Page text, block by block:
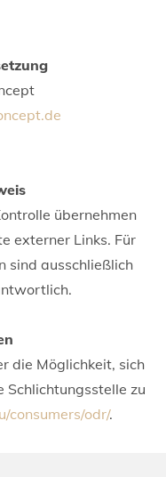
übernehmen
externer Links. Für
sind ausschließlich
die Möglichkeit, sich
Schlichtungsstelle zu
consumers/odr/.